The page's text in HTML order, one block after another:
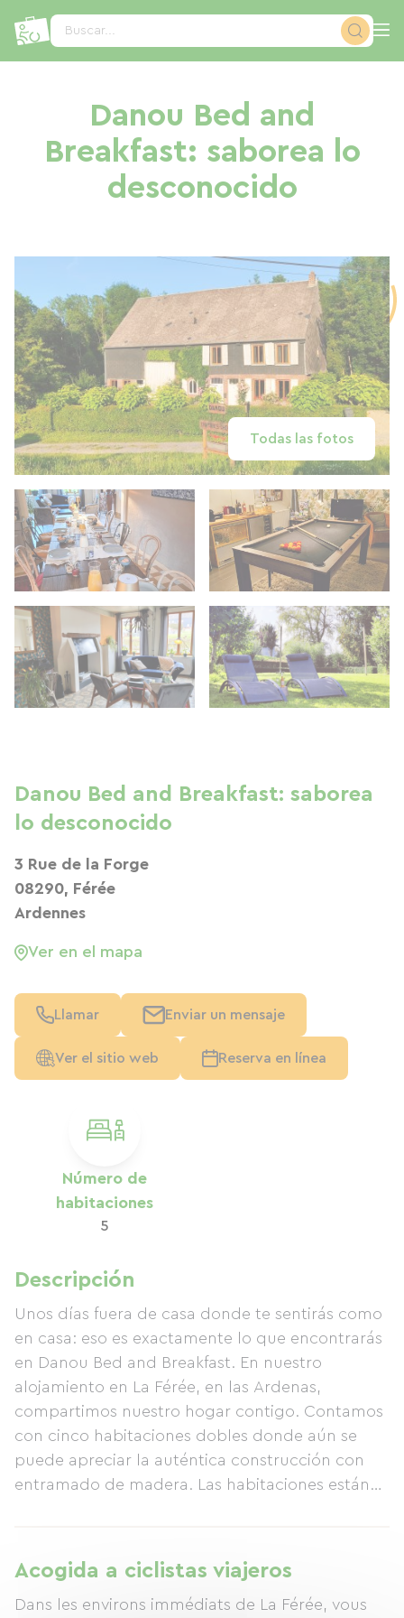
Buscar...
Danou Bed and
Breakfast: saborea lo
desconocido
Todas las fotos
Número de
habitaciones
5
Descripción
Unos días fuera de casa donde te sentirás como
en casa: eso es exactamente lo que encontrarás
en Danou Bed and Breakfast. En nuestro
alojamiento en La Férée, en las Ardenas,
compartimos nuestro hogar contigo. Contamos
con cinco habitaciones dobles donde aún se
puede apreciar la auténtica construcción con
entramado de madera. Las habitaciones están
alrededores de La Férée, podrás disfrutar de
hermosos paseos a pie o en bicicleta. Estaremos
encantados de recomendarte las rutas más
Acogida a ciclistas viajeros
Dans les environs immédiats de La Férée, vous
Danou Bed and Breakfast: saborea
lo desconocido
3 Rue de la Forge
08290, Férée
Ardennes
Ver en el mapa
Llamar Enviar un mensaje
Ver el sitio web Reserva en línea
Panel de gestión de cookies